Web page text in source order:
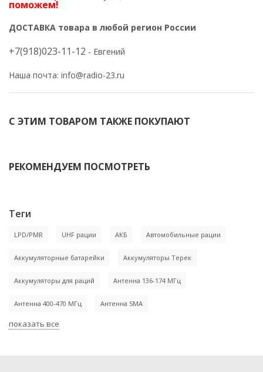
поможем!
ДОСТАВКА товара в любой регион России
+7(918)023-11-12 - Евгений
Наша почта: info@radio-23.ru
С ЭТИМ ТОВАРОМ ТАКЖЕ ПОКУПАЮТ
-7%
Аккумулятор RB801
3 990₽ 4 300₽
Зарядное устройство
РЕКОМЕНДУЕМ ПОСМОТРЕТЬ
Терек РК-322 DMR GPS
Теги
LPD/PMR UHF рации АКБ Автомобильные рации
Аккумуляторные батарейки Аккумуляторы Терек
Аккумуляторы для раций Антенна 136-174 МГц
Антенна 400-470 МГц Антенна SMA
показать все